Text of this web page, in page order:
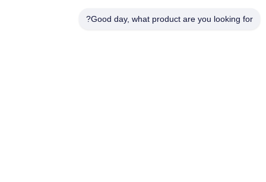
Good day, what product are you looking for?